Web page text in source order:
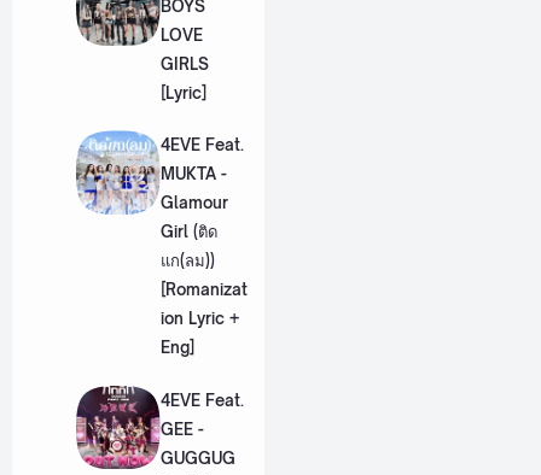
BOYS
LOVE
GIRLS
[Lyric]
4EVE Feat.
MUKTA -
Glamour
Girl (ติด
แก(ลม))
[Romanizat
ion Lyric +
Eng]
4EVE Feat.
GEE -
GUGGUG